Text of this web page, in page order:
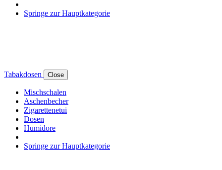
Springe zur Hauptkategorie
Tabakdosen Close
Mischschalen
Aschenbecher
Zigarettenetui
Dosen
Humidore
Springe zur Hauptkategorie